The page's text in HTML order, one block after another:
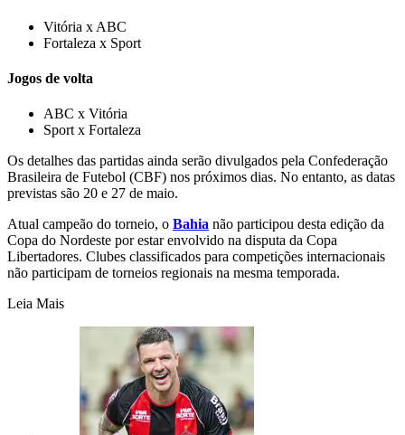
Vitória x ABC
Fortaleza x Sport
Jogos de volta
ABC x Vitória
Sport x Fortaleza
Os detalhes das partidas ainda serão divulgados pela Confederação
Brasileira de Futebol (CBF) nos próximos dias. No entanto, as datas
previstas são 20 e 27 de maio.
Atual campeão do torneio, o Bahia não participou desta edição da
Copa do Nordeste por estar envolvido na disputa da Copa
Libertadores. Clubes classificados para competições internacionais
não participam de torneios regionais na mesma temporada.
Leia Mais